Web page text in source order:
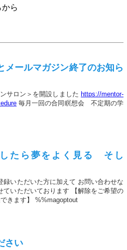
ら
メールマガジン終了のお知ら
サロン＞を開設しました https://mentor-
毎月一回の合同瞑想会 不定期の学
したら夢をよく見る そし
録いただいた方に加えて お問い合わせな
いただいております 【解除をご希望の
きます】 %%magoptout
さい